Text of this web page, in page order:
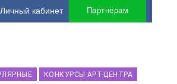
Партнёрам
Личный кабинет
КОНКУРСЫ АРТ-ЦЕНТРА